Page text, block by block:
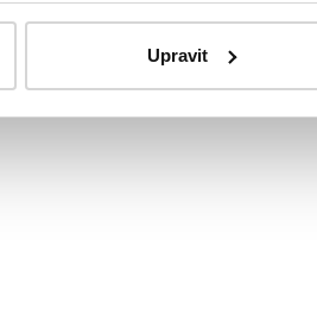
Upravit